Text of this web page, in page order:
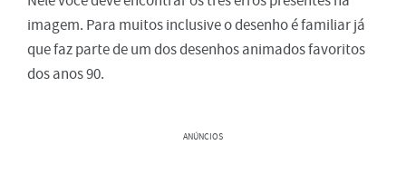
imagem. Para muitos inclusive o desenho é familiar já
que faz parte de um dos desenhos animados favoritos
dos anos 90.
ANÚNCIOS